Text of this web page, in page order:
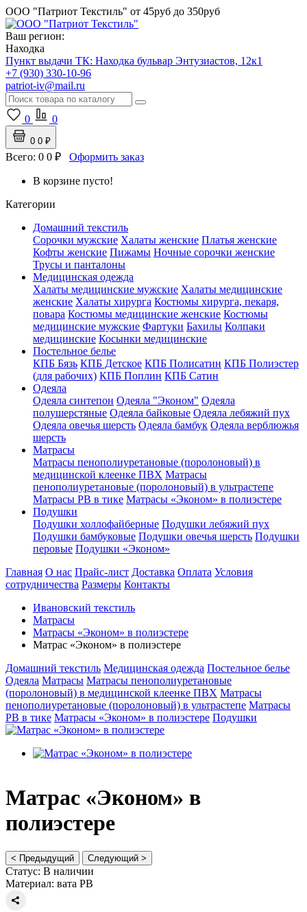
ООО "Патриот Текстиль" от 45руб до 350руб
Ваш регион:
Находка
Пункт выдачи ТК: Находка бульвар Энтузиастов, 12к1
+7 (930) 330-10-96
patriot-iv@mail.ru
0 0
0 0 ₽
Всего: 0 0 ₽ Оформить заказ
В корзине пусто!
Категории
Домашний текстиль
Сорочки мужские Халаты женские Платья женские
Кофты женские Пижамы Ночные сорочки женские
Трусы и панталоны
Медицинская одежда
Халаты медицинские мужские Халаты медицинские
женские Халаты хирурга Костюмы хирурга, пекаря,
повара Костюмы медицинские женские Костюмы
медицинские мужские Фартуки Бахилы Колпаки
медицинские Косынки медицинские
Постельное белье
КПБ Бязь КПБ Детское КПБ Полисатин КПБ Полиэстер
(для рабочих) КПБ Поплин КПБ Сатин
Одеяла
Одеяла синтепон Одеяла "Эконом" Одеяла
полушерстяные Одеяла байковые Одеяла лебяжий пух
Одеяла овечья шерсть Одеяла бамбук Одеяла верблюжья
шерсть
Матрасы
Матрасы пенополиуретановые (поролоновый) в
медицинской клеенке ПВХ Матрасы
пенополиуретановые (поролоновый) в ультрастепе
Матрасы РВ в тике Матрасы «Эконом» в полиэстере
Подушки
Подушки холлофайберные Подушки лебяжий пух
Подушки бамбуковые Подушки овечья шерсть Подушки
перовые Подушки «Эконом»
Главная О нас Прайс-лист Доставка Оплата Условия
сотрудничества Размеры Контакты
Ивановский текстиль
Матрасы
Матрасы «Эконом» в полиэстере
Матрас «Эконом» в полиэстере
Домашний текстиль Медицинская одежда Постельное белье
Одеяла Матрасы Матрасы пенополиуретановые
(поролоновый) в медицинской клеенке ПВХ Матрасы
пенополиуретановые (поролоновый) в ультрастепе Матрасы
РВ в тике Матрасы «Эконом» в полиэстере Подушки
Матрас «Эконом» в
полиэстере
< Предыдущий Следующий >
Статус: В наличии
Материал: вата РВ